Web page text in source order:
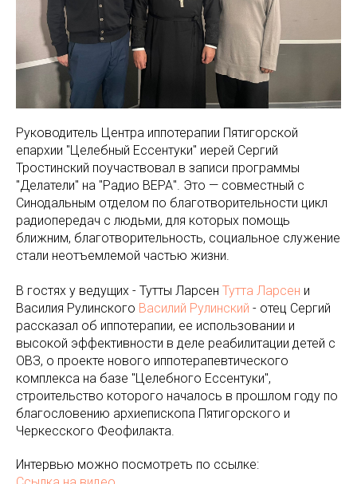
Руководитель Центра иппотерапии Пятигорской
епархии "Целебный Ессентуки" иерей Сергий
Тростинский поучаствовал в записи программы
"Делатели" на "Радио ВЕРА". Это — совместный с
Синодальным отделом по благотворительности цикл
радиопередач с людьми, для которых помощь
ближним, благотворительность, социальное служение
стали неотъемлемой частью жизни.
В гостях у ведущих - Тутты Ларсен Тутта Ларсен и
Василия Рулинского Василий Рулинский - отец Сергий
рассказал об иппотерапии, ее использовании и
высокой эффективности в деле реабилитации детей с
ОВЗ, о проекте нового иппотерапевтического
комплекса на базе "Целебного Ессентуки",
строительство которого началось в прошлом году по
благословению архиепископа Пятигорского и
Черкесского Феофилакта.
Интервью можно посмотреть по ссылке: